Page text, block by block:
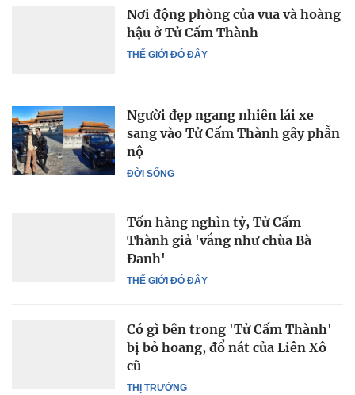
THẾ GIỚI ĐÓ ĐÂY
Nơi động phòng của vua và hoàng
hậu ở Tử Cấm Thành
ĐỜI SỐNG
Người đẹp ngang nhiên lái xe
sang vào Tử Cấm Thành gây phẫn
nộ
THẾ GIỚI ĐÓ ĐÂY
Tốn hàng nghìn tỷ, Tử Cấm
Thành giả 'vắng như chùa Bà
Đanh'
THỊ TRƯỜNG
Có gì bên trong 'Tử Cấm Thành'
bị bỏ hoang, đổ nát của Liên Xô
cũ